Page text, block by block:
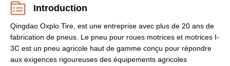
Introduction
Qingdao Oxplo Tire, est une entreprise avec plus de 20 ans de
fabrication de pneus. Le pneu pour roues motrices et motrices I-
3C est un pneu agricole haut de gamme conçu pour répondre
aux exigences rigoureuses des équipements agricoles